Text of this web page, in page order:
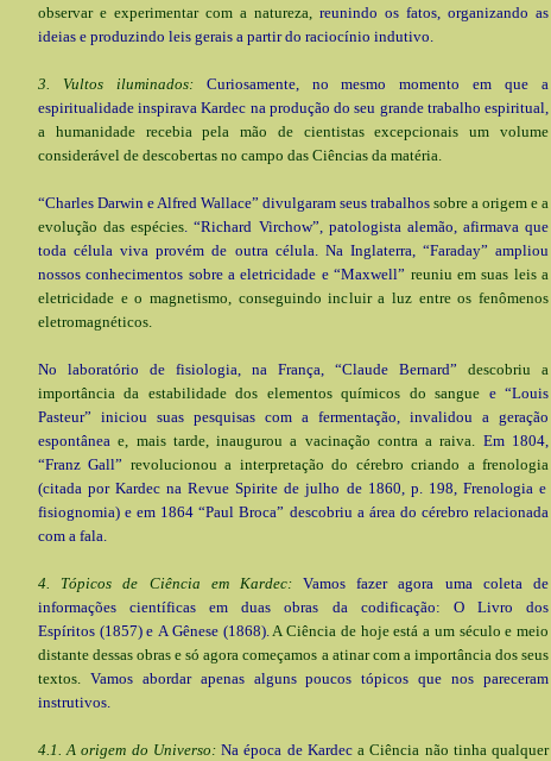
observar e experimentar com a natureza, reunindo os fatos, organizando as
ideias e produzindo leis gerais a partir do raciocínio indutivo.
3. Vultos iluminados: Curiosamente, no mesmo momento em que a
espiritualidade inspirava Kardec na produção do seu grande trabalho espiritual,
a humanidade recebia pela mão de cientistas excepcionais um volume
considerável de descobertas no campo das Ciências da matéria.
“Charles Darwin e Alfred Wallace” divulgaram seus trabalhos sobre a origem e a
evolução das espécies. “Richard Virchow”, patologista alemão, afirmava que
toda célula viva provém de outra célula. Na Inglaterra, “Faraday” ampliou
nossos conhecimentos sobre a eletricidade e “Maxwell” reuniu em suas leis a
eletricidade e o magnetismo, conseguindo incluir a luz entre os fenômenos
eletromagnéticos.
No laboratório de fisiologia, na França, “Claude Bernard” descobriu a
importância da estabilidade dos elementos químicos do sangue e “Louis
Pasteur” iniciou suas pesquisas com a fermentação, invalidou a geração
espontâneae, mais tarde, inaugurou a vacinação contra a raiva. Em 1804,
“Franz Gall” revolucionou a interpretação do cérebro criando a frenologia
(citada por Kardec na Revue Spirite de julho de 1860, p. 198, Frenologia e
fisiognomia) e em 1864 “Paul Broca” descobriu a área do cérebro relacionada
com a fala.
4. Tópicos de Ciência em Kardec:Vamos fazer agora uma coleta de
informações científicas em duas obras da codificação: O Livro dos
Espíritos (1857) e A Gênese (1868).A Ciência de hoje está a um século e meio
distante dessas obras e só agora começamos a atinar com a importância dos seus
textos. Vamos abordar apenas alguns poucos tópicos que nos pareceram
instrutivos.
4.1. A origem do Universo:Na época de Kardeca Ciência não tinha qualquer